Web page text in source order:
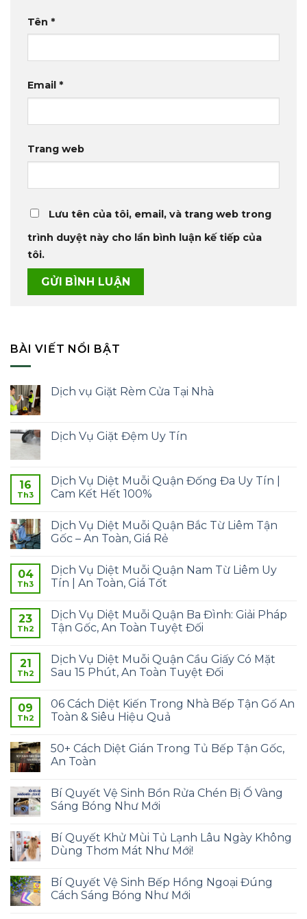
Tên *
Email *
Trang web
Lưu tên của tôi, email, và trang web trong
trình duyệt này cho lần bình luận kế tiếp của
tôi.
BÀI VIẾT NỔI BẬT
Dịch vụ Giặt Rèm Cửa Tại Nhà
Dịch Vụ Giặt Đệm Uy Tín
16
Th3
Dịch Vụ Diệt Muỗi Quận Đống Đa Uy Tín |
Cam Kết Hết 100%
Dịch Vụ Diệt Muỗi Quận Bắc Từ Liêm Tận
Gốc – An Toàn, Giá Rẻ
04
Th3
Dịch Vụ Diệt Muỗi Quận Nam Từ Liêm Uy
Tín | An Toàn, Giá Tốt
23
Th2
Dịch Vụ Diệt Muỗi Quận Ba Đình: Giải Pháp
Tận Gốc, An Toàn Tuyệt Đối
21
Th2
Dịch Vụ Diệt Muỗi Quận Cầu Giấy Có Mặt
Sau 15 Phút, An Toàn Tuyệt Đối
09
Th2
06 Cách Diệt Kiến Trong Nhà Bếp Tận Gố An
Toàn & Siêu Hiệu Quả
50+ Cách Diệt Gián Trong Tủ Bếp Tận Gốc,
An Toàn
Bí Quyết Vệ Sinh Bồn Rửa Chén Bị Ố Vàng
Sáng Bóng Như Mới
Bí Quyết Khử Mùi Tủ Lạnh Lâu Ngày Không
Dùng Thơm Mát Như Mới!
Bí Quyết Vệ Sinh Bếp Hồng Ngoại Đúng
Cách Sáng Bóng Như Mới